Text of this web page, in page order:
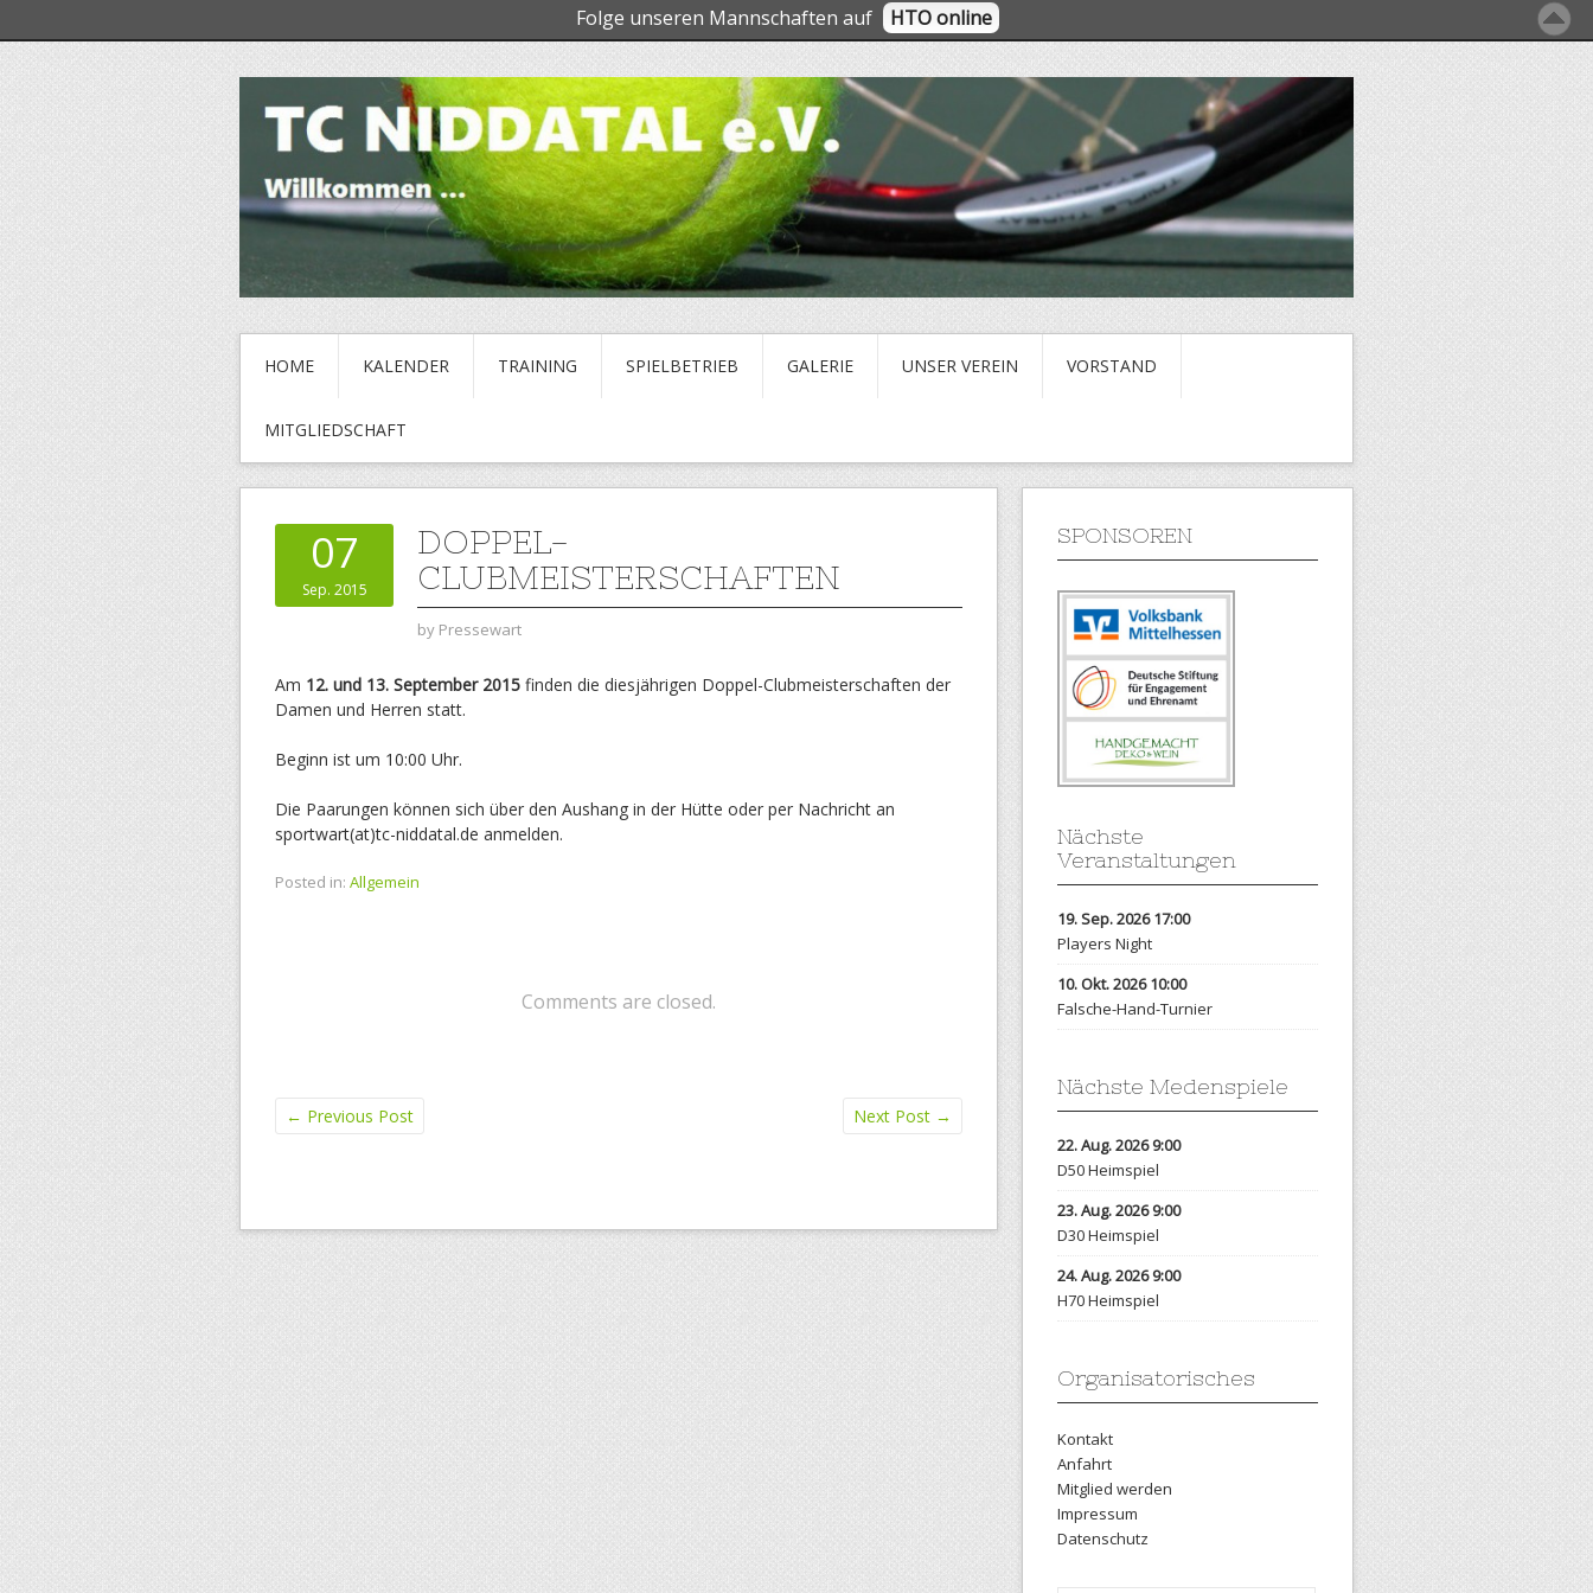
HOME KALENDER TRAINING SPIELBETRIEB GALERIE UNSER VEREIN VORSTAND
MITGLIEDSCHAFT
07
Sep. 2015
DOPPEL-
CLUBMEISTERSCHAFTEN
by Pressewart
Am 12. und 13. September 2015 finden die diesjährigen Doppel-Clubmeisterschaften der
Damen und Herren statt.
Beginn ist um 10:00 Uhr.
Die Paarungen können sich über den Aushang in der Hütte oder per Nachricht an
sportwart(at)tc-niddatal.de anmelden.
Posted in: Allgemein
Comments are closed.
← Previous Post Next Post →
SPONSOREN
Nächste
Veranstaltungen
19. Sep. 2026 17:00
Players Night
10. Okt. 2026 10:00
Falsche-Hand-Turnier
Nächste Medenspiele
22. Aug. 2026 9:00
D50 Heimspiel
23. Aug. 2026 9:00
D30 Heimspiel
24. Aug. 2026 9:00
H70 Heimspiel
Organisatorisches
Kontakt
Anfahrt
Mitglied werden
Impressum
Datenschutz
Folge unseren Mannschaften auf HTO online